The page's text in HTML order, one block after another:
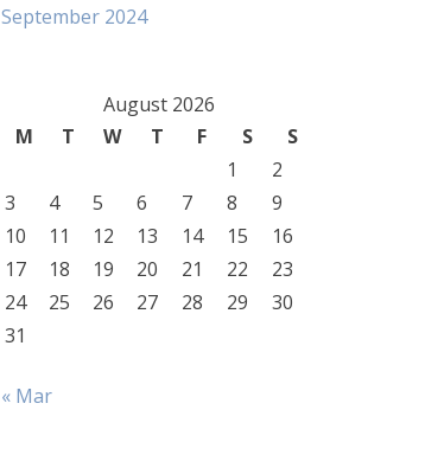
September 2024
August 2026
M
T W T F S
S
1
2
3
4 5 6 7 8
9
10
11 12 13 14 15
16
17
18 19 20 21 22
23
24
25 26 27 28 29
30
31
« Mar